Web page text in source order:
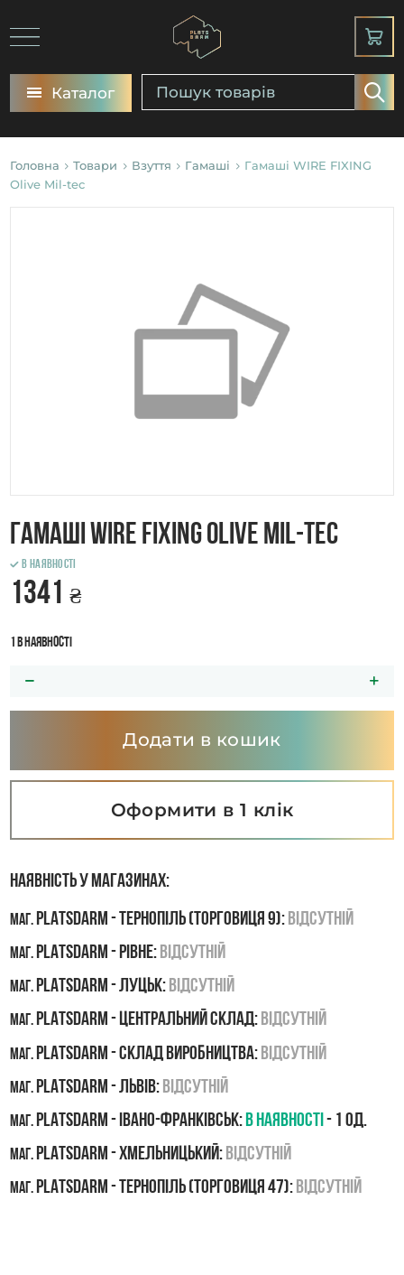
Каталог
Головна Товари Взуття Гамаші
Гамаші WIRE FIXING
Olive Mil-tec
Гамаші WIRE FIXING Olive Mil-tec
В наявності
1341 ₴
1 в наявності
Додати в кошик
Оформити в 1 клік
Наявність у магазинах:
маг.PLATSDARM - Тернопіль (Торговиця 9):Відсутній
маг.PLATSDARM - Рівне:Відсутній
маг.PLATSDARM - Луцьк:Відсутній
маг.PLATSDARM - Центральний склад:Відсутній
маг.PLATSDARM - Склад виробництва: Відсутній
маг.PLATSDARM - Львів:Відсутній
маг.PLATSDARM - Івано-Франківськ:В наявності- 1 од.
маг.PLATSDARM - Хмельницький:Відсутній
маг.PLATSDARM - Тернопіль (Торговиця 47):Відсутній